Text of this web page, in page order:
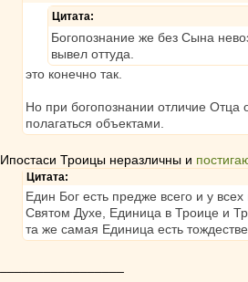
Цитата:
Богопознание же без Сына
вывел оттуда.
это конечно так.
Но при богопознании отличие Отца
полагаться объектами.
Ипостаси Троицы неразличны и
Цитата:
Един Бог есть предже всего и у
Святом Духе, Единица в Троице и
та же самая Единица есть